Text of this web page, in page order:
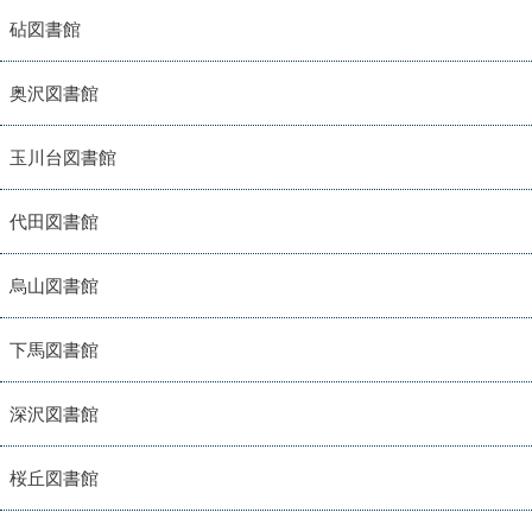
砧図書館
奥沢図書館
玉川台図書館
代田図書館
烏山図書館
下馬図書館
深沢図書館
桜丘図書館